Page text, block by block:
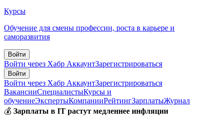
Курсы
Обучение для смены профессии, роста в карьере и
саморазвития
Войти
Войти через Хабр АккаунтЗарегистрироваться
Войти
Войти через Хабр АккаунтЗарегистрироваться
ВакансииСпециалистыКурсы и
обучениеЭкспертыКомпанииРейтингЗарплатыЖурнал
💰 Зарплаты в IT растут медленнее инфляции